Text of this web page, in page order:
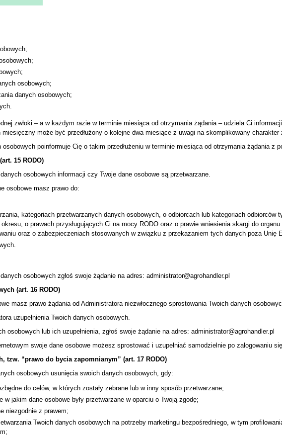
osobowych;
danych osobowych;
zwłoki – a w każdym razie w terminie miesiąca od otrzymania żądania – udziela Ci
może być przedłużony o kolejne dwa miesiące z uwagi na skomplikowany charakter
poinformuje Cię o takim przedłużeniu w terminie miesiąca od otrzymania żądania z
15 RODO)
osobowych informacji czy Twoje dane osobowe są przetwarzane.
osobowe masz prawo do:
kategoriach przetwarzanych danych osobowych, o odbiorcach lub kategoriach odbiorców
o prawach przysługujących Ci na mocy RODO oraz o prawie wniesienia skargi do
oraz o zabezpieczeniach stosowanych w związku z przekazaniem tych danych poza Unię
osobowych zgłoś swoje żądanie na adres: administrator@agrohandler.pl
(art. 16 RODO)
masz prawo żądania od Administratora niezwłocznego sprostowania Twoich danych
uzupełnienia Twoich danych osobowych.
lub ich uzupełnienia, zgłoś swoje żądanie na adres: administrator@agrohandler.pl
swoje dane osobowe możesz sprostować i uzupełniać samodzielnie po zalogowaniu
tzw. “prawo do bycia zapomnianym” (art. 17 RODO)
osobowych usunięcia swoich danych osobowych, gdy:
do celów, w których zostały zebrane lub w inny sposób przetwarzane;
w jakim dane osobowe były przetwarzane w oparciu o Twoją zgodę;
niezgodnie z prawem;
Twoich danych osobowych na potrzeby marketingu bezpośredniego, w tym